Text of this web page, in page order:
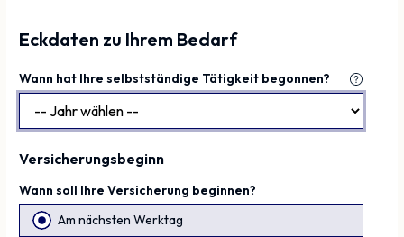
Eckdaten zu Ihrem Bedarf
Wann hat Ihre selbstständige Tätigkeit begonnen?
Versicherungsbeginn
Wann soll Ihre Versicherung beginnen?
Am nächsten Werktag